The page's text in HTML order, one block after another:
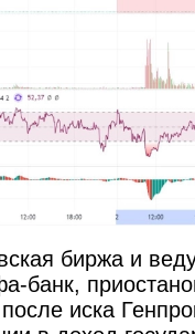
биржа и
банк,
иска